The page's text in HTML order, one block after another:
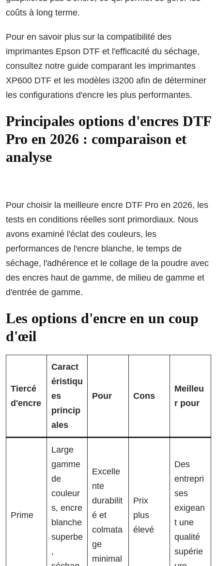
coûts à long terme.
Pour en savoir plus sur la compatibilité des
imprimantes Epson DTF et l'efficacité du séchage,
consultez notre guide comparant les imprimantes
XP600 DTF et les modèles i3200 afin de déterminer
les configurations d'encre les plus performantes.
Principales options d'encres DTF
Pro en 2026 : comparaison et
analyse
Pour choisir la meilleure encre DTF Pro en 2026, les
tests en conditions réelles sont primordiaux. Nous
avons examiné l'éclat des couleurs, les
performances de l'encre blanche, le temps de
séchage, l'adhérence et le collage de la poudre avec
des encres haut de gamme, de milieu de gamme et
d'entrée de gamme.
Les options d'encre en un coup
d'œil
Tiercé
d'encre
Caract
éristiqu
es
princip
ales
Pour Cons
Meilleu
r pour
Prime
Large
gamme
de
couleur
s, encre
blanche
superbe
,
Excelle
nte
durabilit
é et
colmata
ge
minimal
Prix
plus
élevé
Des
entrepri
ses
exigean
t une
qualité
supérie